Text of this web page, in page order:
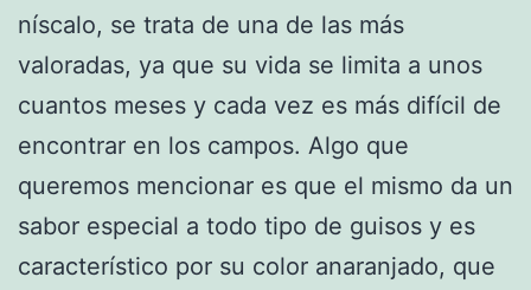
níscalo, se trata de una de las más
valoradas, ya que su vida se limita a unos
cuantos meses y cada vez es más difícil de
encontrar en los campos. Algo que
queremos mencionar es que el mismo da un
sabor especial a todo tipo de guisos y es
característico por su color anaranjado, que